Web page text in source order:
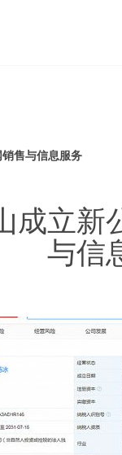
售与信息服务
成立新
与信